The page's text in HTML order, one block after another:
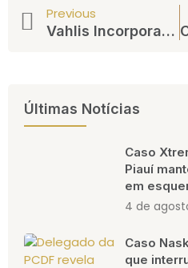
Previous
Vahlis Incorporadora: Investidores Relatam Atrasos em Pagamentos Prometidos com Rentabilidade Mensal
Últimas Notícias
Caso
Piauí
em
4 de
Caso
que